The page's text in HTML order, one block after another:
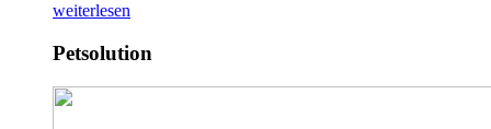
weiterlesen
Petsolution